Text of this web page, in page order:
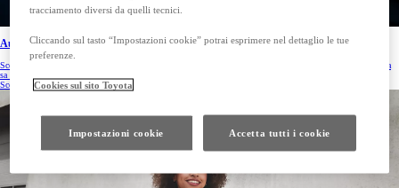
Auto nuove
Scopri la gamma Toyota e scegli ora la tua prossima auto. Goditi tutta la qualità e i vantaggi che solo Toyota
sa offrirti.
Scopri di più
tracciamento diversi da quelli tecnici.
Cliccando sul tasto “Impostazioni cookie” potrai esprimere nel dettaglio le tue
preferenze.
Cookies sul sito Toyota
Impostazioni cookie Accetta tutti i cookie